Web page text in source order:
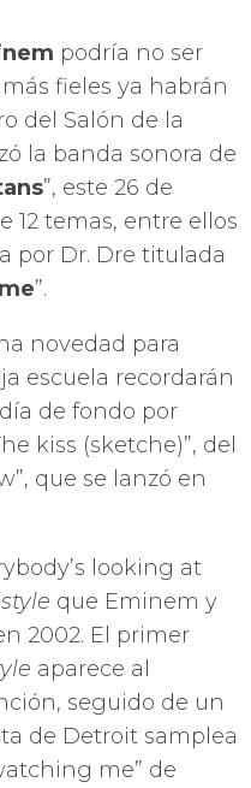
podría no ser
fieles ya habrán
del Salón de la
la banda sonora de
”, este 26 de
12 temas, entre ellos
por Dr. Dre titulada
”.
novedad para
escuela recordarán
de fondo por
kiss (sketche)”, del
que se lanzó en
looking at
que Eminem y
2002. El primer
aparece al
seguido de un
de Detroit samplea
me” de